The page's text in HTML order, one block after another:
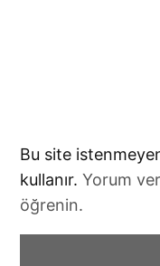
Bu site
kullanır.Yorum
öğrenin.